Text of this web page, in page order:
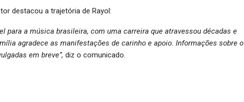
destacou a trajetória de Rayol:
para a música brasileira, com uma carreira que atravessou décadas e
agradece as manifestações de carinho e apoio. Informações sobre o
em breve”, diz o comunicado.